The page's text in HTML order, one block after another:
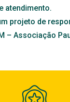
atendimento.
projeto de
– Associação